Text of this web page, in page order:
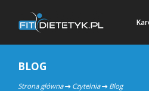
BLOG
Strona główna Czytelnia Blog